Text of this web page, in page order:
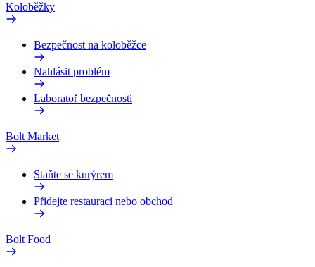
Koloběžky
Bezpečnost na koloběžce
Nahlásit problém
Laboratoř bezpečnosti
Bolt Market
Staňte se kurýrem
Přidejte restauraci nebo obchod
Bolt Food